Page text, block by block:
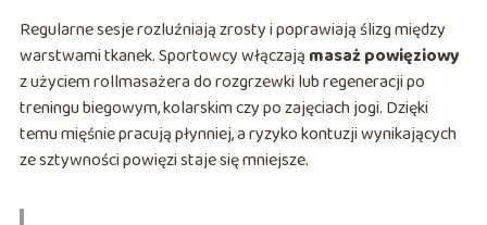
Regularne sesje rozluźniają zrosty i poprawiają ślizg między
warstwami tkanek. Sportowcy włączają masaż powięziowy
z użyciem rollmasażera do rozgrzewki lub regeneracji po
treningu biegowym, kolarskim czy po zajęciach jogi. Dzięki
temu mięśnie pracują płynniej, a ryzyko kontuzji wynikających
ze sztywności powięzi staje się mniejsze.